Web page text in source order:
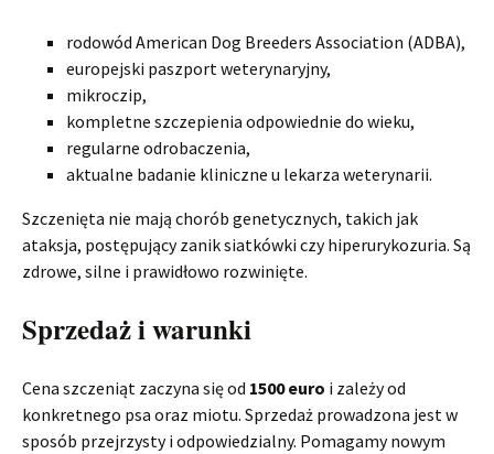
rodowód American Dog Breeders Association (ADBA),
europejski paszport weterynaryjny,
mikroczip,
kompletne szczepienia odpowiednie do wieku,
regularne odrobaczenia,
aktualne badanie kliniczne u lekarza weterynarii.
Szczenięta nie mają chorób genetycznych, takich jak
ataksja, postępujący zanik siatkówki czy hiperurykozuria. Są
zdrowe, silne i prawidłowo rozwinięte.
Sprzedaż i warunki
Cena szczeniąt zaczyna się od 1500 euro i zależy od
konkretnego psa oraz miotu. Sprzedaż prowadzona jest w
sposób przejrzysty i odpowiedzialny. Pomagamy nowym